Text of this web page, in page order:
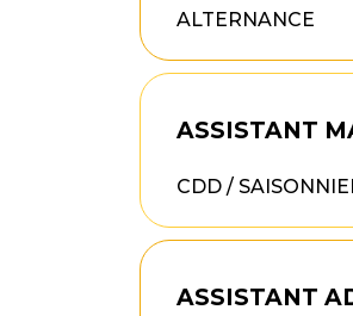
ALTERNANCE
ASSISTANT
CDD /
ASSISTANT